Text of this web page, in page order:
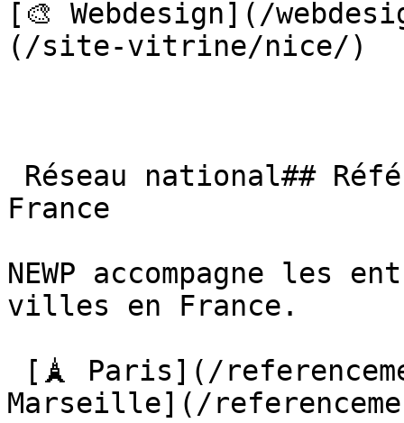
[🎨 Webdesign](/
(/site-vitrine/nice/)
France
NEWP accompagne les
villes en France.
Marseille](/